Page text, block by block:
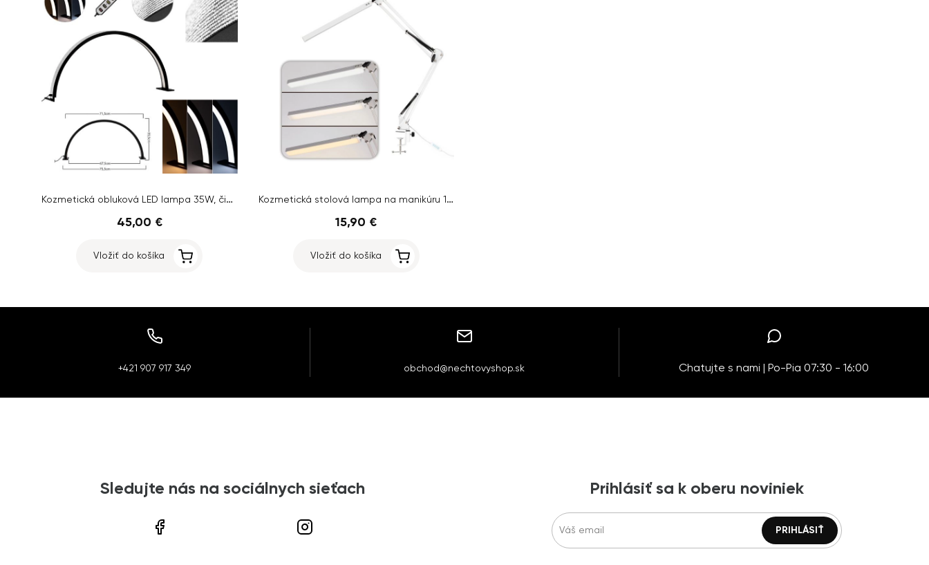
Kozmetická obluková LED lampa 35W, čierna - HQ-75X
45,00 €
Vložiť do košíka
Kozmetická stolová lampa na manikúru 12W biela MT-328
15,90 €
Vložiť do košíka
+421 907 917 349 obchod@nechtovyshop.sk Chatujte s nami | Po-Pia 07:30 - 16:00
Sledujte nás na sociálnych sieťach Prihlásiť sa k oberu noviniek